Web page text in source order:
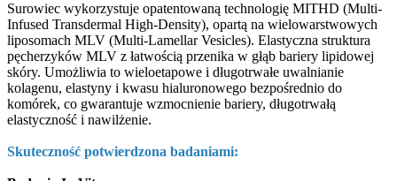
Surowiec wykorzystuje opatentowaną technologię MITHD (Multi-
Infused Transdermal High-Density), opartą na wielowarstwowych
liposomach MLV (Multi-Lamellar Vesicles). Elastyczna struktura
pęcherzyków MLV z łatwością przenika w głąb bariery lipidowej
skóry. Umożliwia to wieloetapowe i długotrwałe uwalnianie
kolagenu, elastyny i kwasu hialuronowego bezpośrednio do
komórek, co gwarantuje wzmocnienie bariery, długotrwałą
elastyczność i nawilżenie.
Skuteczność potwierdzona badaniami: